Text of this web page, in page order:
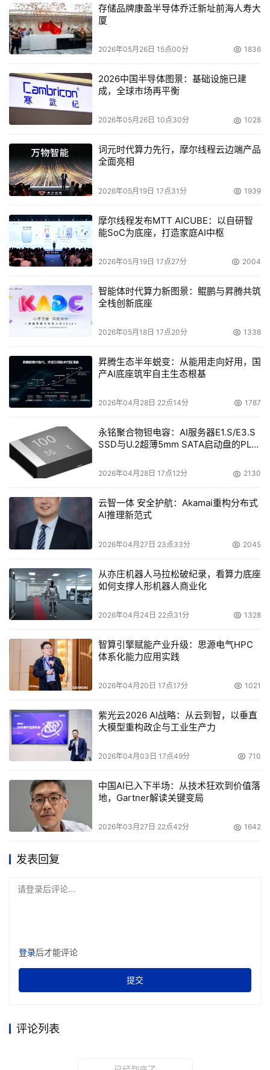
存储品牌康盈半导体乔迁新址前海人寿大
厦
2026年05月26日 15点00分 1836
2026中国半导体图景：基础设施已建
成，全球市场再平衡
2026年05月26日 10点30分 1028
词元时代算力先行，摩尔线程云边端产品
全面亮相
2026年05月19日 17点31分 1939
摩尔线程发布MTT AICUBE：以自研智
能SoC为底座，打造家庭AI中枢
2026年05月19日 17点27分 2004
智能体时代算力新图景：鲲鹏与昇腾共筑
全栈创新底座
2026年05月18日 17点20分 1338
昇腾生态半年蜕变：从能用走向好用，国
产AI底座筑牢自主生态根基
2026年04月28日 22点14分 1787
永铭聚合物钽电容：AI服务器E1.S/E3.S
SSD与U.2超薄5mm SATA启动盘的PLP
2026年04月28日 17点12分 2130
云智一体 安全护航：Akamai重构分布式
AI推理新范式
2026年04月27日 23点33分 2045
从亦庄机器人马拉松破纪录，看算力底座
如何支撑人形机器人商业化
2026年04月24日 22点31分 1328
智算引擎赋能产业升级：思源电气HPC
体系化能力应用实践
2026年04月20日 17点17分 1021
紫光云2026 AI战略：从云到智，以垂直
大模型重构政企与工业生产力
2026年04月03日 17点49分 710
中国AI已入下半场：从技术狂欢到价值落
地，Gartner解读关键变局
2026年03月27日 22点42分 1642
发表回复
请登录后评论...
登录后才能评论
提交
评论列表